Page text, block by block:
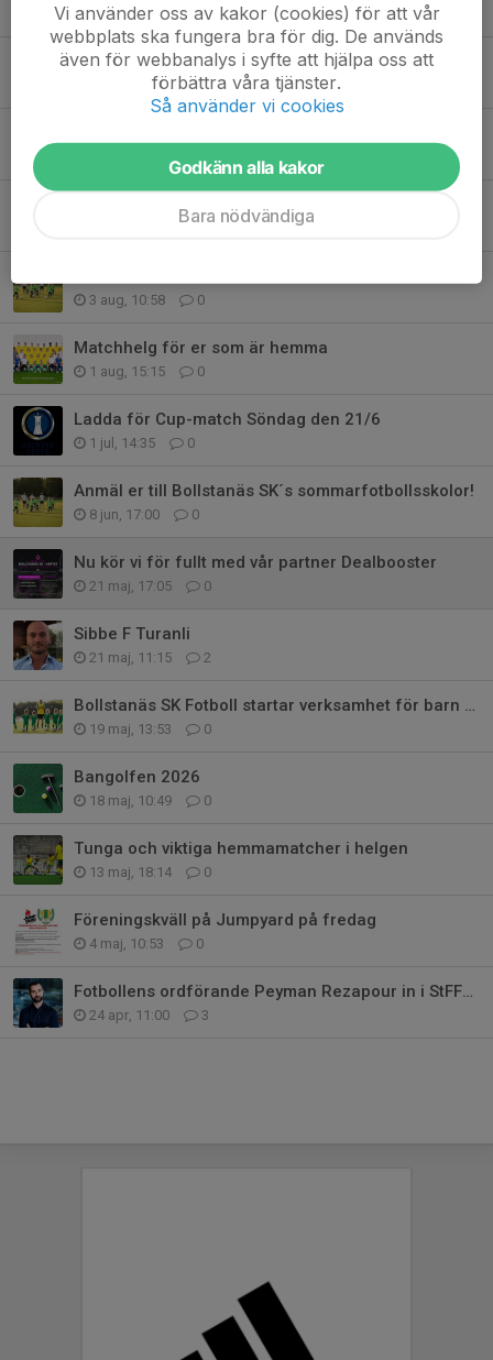
6 aug, 09:58 0
Full fart på Bollstanäs IP igen
5 aug, 14:49 0
Cupfest på Bollstanäs IP
3 aug, 10:58 0
Matchhelg för er som är hemma
1 aug, 15:15 0
Ladda för Cup-match Söndag den 21/6
1 jul, 14:35 0
Anmäl er till Bollstanäs SK´s sommarfotbollsskolor!
8 jun, 17:00 0
Nu kör vi för fullt med vår partner Dealbooster
21 maj, 17:05 0
Sibbe F Turanli
21 maj, 11:15 2
Bollstanäs SK Fotboll startar verksamhet för barn födda 2021
19 maj, 13:53 0
Bangolfen 2026
18 maj, 10:49 0
Tunga och viktiga hemmamatcher i helgen
13 maj, 18:14 0
Föreningskväll på Jumpyard på fredag
4 maj, 10:53 0
Fotbollens ordförande Peyman Rezapour in i StFFs Styrelse
24 apr, 11:00 3
Vi använder oss av kakor (cookies) för att vår
webbplats ska fungera bra för dig. De används
även för webbanalys i syfte att hjälpa oss att
förbättra våra tjänster.
Så använder vi cookies
Godkänn alla kakor
Bara nödvändiga